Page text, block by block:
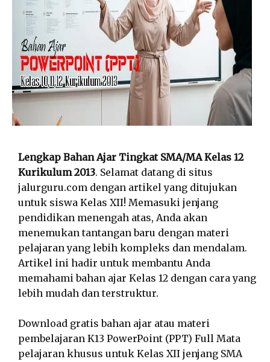
Lengkap Bahan Ajar Tingkat SMA/MA Kelas 12
Kurikulum 2013. Selamat datang di situs
jalurguru.com dengan artikel yang ditujukan
untuk siswa Kelas XII! Memasuki jenjang
pendidikan menengah atas, Anda akan
menemukan tantangan baru dengan materi
pelajaran yang lebih kompleks dan mendalam.
Artikel ini hadir untuk membantu Anda
memahami bahan ajar Kelas 12 dengan cara yang
lebih mudah dan terstruktur.
Download gratis bahan ajar atau materi
pembelajaran K13 PowerPoint (PPT) Full Mata
pelajaran khusus untuk Kelas XII jenjang SMA